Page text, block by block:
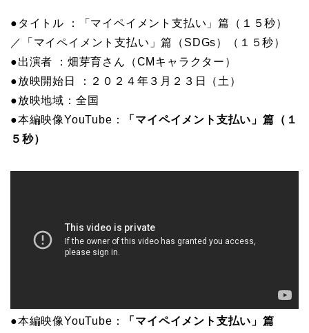
●タイトル ：「マイペイメント支払い」篇（１５秒）
／「マイペイメント支払い」篇（SDGs）（１５秒）
●出演者 ：畑芽育さん（CMキャラクター）
●放映開始日 ：２０２４年３月２３日（土）
●放映地域：全国
●本編映像YouTube：
「マイペイメント支払い」篇（１
５秒）
●本編映像YouTube：
「マイペイメント支払い」篇